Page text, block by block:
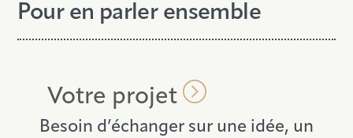
Pour en parler ensemble
Votre projet
Besoin d’échanger sur une idée, un